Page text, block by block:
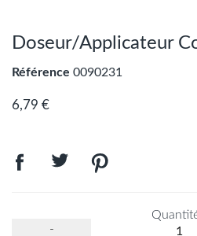
Doseur/Applicateur
Référence 0090231
6,79 €
-